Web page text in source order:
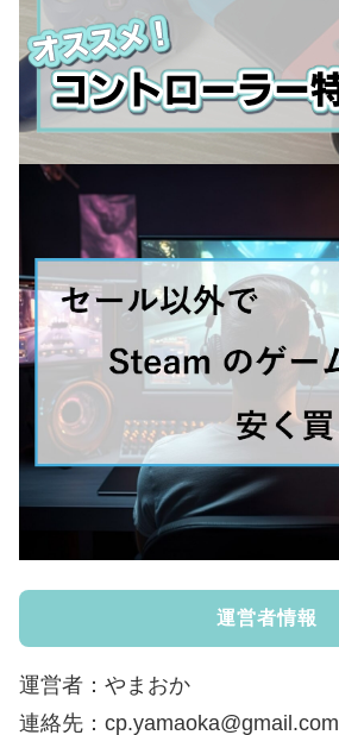
運営者情報
運営者：やまおか
連絡先：cp.yamaoka@gmail.com